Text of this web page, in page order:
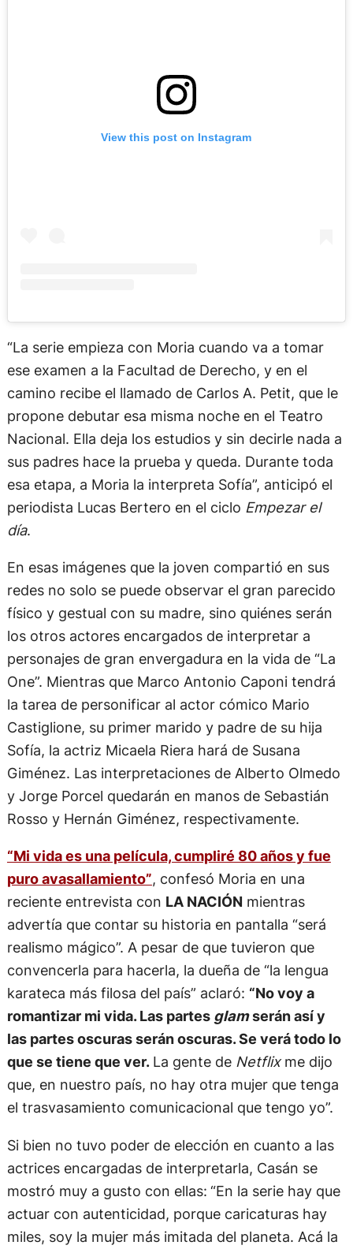
View this post on Instagram
“La serie empieza con Moria cuando va a tomar
ese examen a la Facultad de Derecho, y en el
camino recibe el llamado de Carlos A. Petit, que le
propone debutar esa misma noche en el Teatro
Nacional. Ella deja los estudios y sin decirle nada a
sus padres hace la prueba y queda. Durante toda
esa etapa, a Moria la interpreta Sofía”, anticipó el
periodista Lucas Bertero en el ciclo Empezar el
día.
En esas imágenes que la joven compartió en sus
redes no solo se puede observar el gran parecido
físico y gestual con su madre, sino quiénes serán
los otros actores encargados de interpretar a
personajes de gran envergadura en la vida de “La
One”. Mientras que Marco Antonio Caponi tendrá
la tarea de personificar al actor cómico Mario
Castiglione, su primer marido y padre de su hija
Sofía, la actriz Micaela Riera hará de Susana
Giménez. Las interpretaciones de Alberto Olmedo
y Jorge Porcel quedarán en manos de Sebastián
Rosso y Hernán Giménez, respectivamente.
“Mi vida es una película, cumpliré 80 años y fue
puro avasallamiento”, confesó Moria en una
reciente entrevista con LA NACIÓN mientras
advertía que contar su historia en pantalla “será
realismo mágico”. A pesar de que tuvieron que
convencerla para hacerla, la dueña de “la lengua
karateca más filosa del país” aclaró: “No voy a
romantizar mi vida. Las partes glamserán así y
las partes oscuras serán oscuras. Se verá todo lo
que se tiene que ver. La gente de Netflixme dijo
que, en nuestro país, no hay otra mujer que tenga
el trasvasamiento comunicacional que tengo yo”.
Si bien no tuvo poder de elección en cuanto a las
actrices encargadas de interpretarla, Casán se
mostró muy a gusto con ellas: “En la serie hay que
actuar con autenticidad, porque caricaturas hay
miles, soy la mujer más imitada del planeta. Acá la